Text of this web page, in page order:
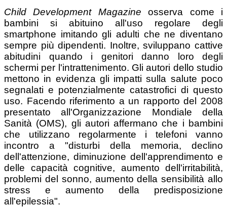
Child Development Magazine osserva come i
bambini si abituino all'uso regolare degli
smartphone imitando gli adulti che ne diventano
sempre più dipendenti. Inoltre, sviluppano cattive
abitudini quando i genitori danno loro degli
schermi per l'intrattenimento. Gli autori dello studio
mettono in evidenza gli impatti sulla salute poco
segnalati e potenzialmente catastrofici di questo
uso. Facendo riferimento a un rapporto del 2008
presentato all'Organizzazione Mondiale della
Sanità (OMS), gli autori affermano che i bambini
che utilizzano regolarmente i telefoni vanno
incontro a "disturbi della memoria, declino
dell'attenzione, diminuzione dell'apprendimento e
delle capacità cognitive, aumento dell'irritabilità,
problemi del sonno, aumento della sensibilità allo
stress e aumento della predisposizione
all'epilessia".